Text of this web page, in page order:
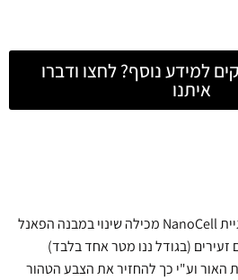
למידע נוסף? לחצו ודברו
איתנו
* פאנל NanoCell – טכנולוגיית NanoCell מכילה שינוי במבנה הפאנל
זעירים (בגודל ננו מטר אחד בלבד)
האור וע"י כך להחזיר את הצבע הטהור